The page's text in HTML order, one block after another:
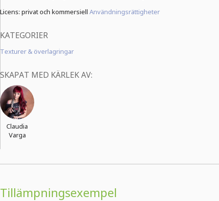
Licens: privat och kommersiell Användningsrättigheter
KATEGORIER
Texturer & överlagringar
SKAPAT MED KÄRLEK AV:
Claudia
Varga
Tillämpningsexempel